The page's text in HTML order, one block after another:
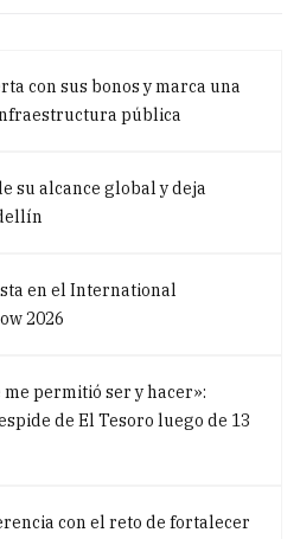
con sus bonos y marca una
pública
su alcance global y deja
en el International
2026
permitió ser y hacer»:
de El Tesoro luego de 13
con el reto de fortalecer